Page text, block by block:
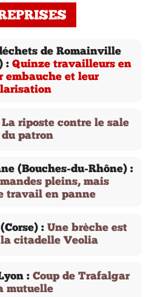
de Romainville
: Quinze travailleurs en
embauche et leur
La riposte contre le sale
du patron
(Bouches-du-Rhône) :
pleins, mais
travail en panne
: Une brèche est
citadelle Veolia
: Coup de Trafalgar
mutuelle